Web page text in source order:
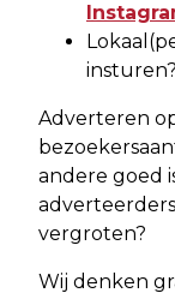
Adverteren
andere goed
vergroten?
Wij denken